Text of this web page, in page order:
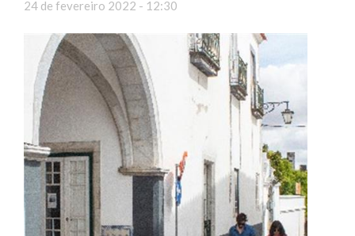
24 de fevereiro 2022 - 12:30